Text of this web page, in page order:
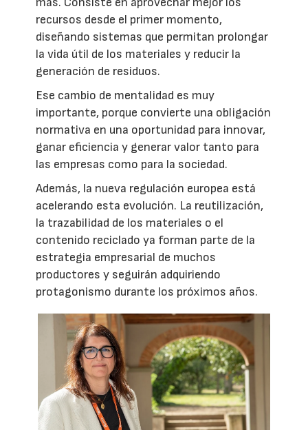
recursos desde el primer momento,
diseñando sistemas que permitan prolongar
la vida útil de los materiales y reducir la
generación de residuos.
Ese cambio de mentalidad es muy
importante, porque convierte una obligación
normativa en una oportunidad para innovar,
ganar eficiencia y generar valor tanto para
las empresas como para la sociedad.
Además, la nueva regulación europea está
acelerando esta evolución. La reutilización,
la trazabilidad de los materiales o el
contenido reciclado ya forman parte de la
estrategia empresarial de muchos
productores y seguirán adquiriendo
protagonismo durante los próximos años.